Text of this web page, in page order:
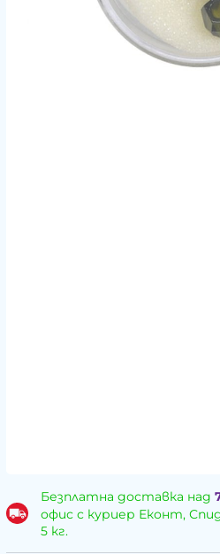
Безплатна доставка над
офис с куриер Еконт,
5 кг.